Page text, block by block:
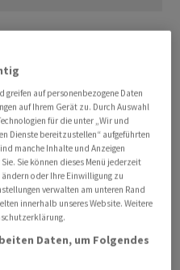
greifen auf personenbezogene Daten
auf Ihrem Gerät zu. Durch Auswahl
für die unter „Wir und
Dienste bereitzustellen“ aufgeführten
manche Inhalte und Anzeigen
Sie können dieses Menü jederzeit
oder Ihre Einwilligung zu
verwalten am unteren Rand
innerhalb unseres Website. Weitere
Daten, um Folgendes